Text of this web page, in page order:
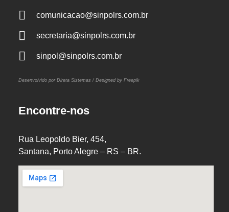
comunicacao@sinpolrs.com.br
secretaria@sinpolrs.com.br
sinpol@sinpolrs.com.br
Desenvolvido por Direta Sistemas / Designed by Freepik
Encontre-nos
Rua Leopoldo Bier, 454,
Santana, Porto Alegre – RS – BR.